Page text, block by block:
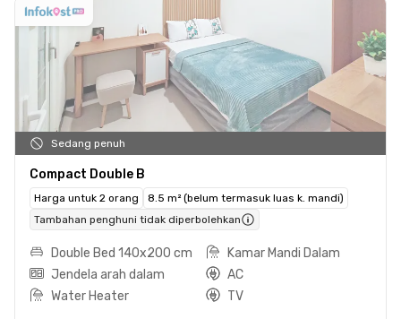
Sedang penuh
Compact Double B
Harga untuk 2 orang
8.5 m² (belum termasuk luas k. mandi)
Tambahan penghuni tidak diperbolehkan
Double Bed 140x200 cm
Kamar Mandi Dalam
Jendela arah dalam
AC
Water Heater
TV